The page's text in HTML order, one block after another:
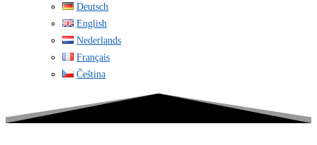
Deutsch
English
Nederlands
Français
Čeština